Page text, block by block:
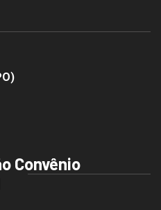
Convênio